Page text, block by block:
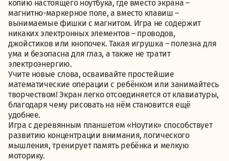
копию настоящего ноутбука, где вместо экрана –
магнитно-маркерное поле, а вместо клавиш –
вынимаемые фишки с магнитом. Игра не содержит
никаких электронных элементов – проводов,
джойстиков или кнопочек. Такая игрушка – полезна для
ума и безопасна для глаз, а также не тратит
электроэнергию.
Учите новые слова, осваивайте простейшие
математические операции с ребёнком или занимайтесь
творчеством! Экран легко отсоединяется от клавиатуры,
благодаря чему рисовать на нём становится ещё
удобнее.
Игра с деревянным планшетом «Ноутик» способствует
развитию концентрации внимания, логического
мышления, тренирует память ребёнка и мелкую
моторику.